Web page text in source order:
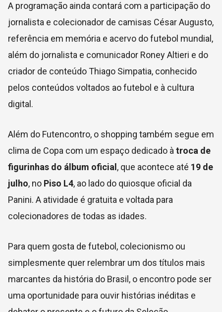
A programação ainda contará com a participação do
jornalista e colecionador de camisas César Augusto,
referência em memória e acervo do futebol mundial,
além do jornalista e comunicador Roney Altieri e do
criador de conteúdoThiago Simpatia, conhecido
pelos conteúdos voltados ao futebol e à cultura
digital.
Além do Futencontro, o shopping também segue em
clima de Copa com um espaço dedicado àtroca de
figurinhas do álbum oficial , que acontece até 19 de
julho, no Piso L4, ao lado do quiosque oficial da
Panini. A atividade é gratuita e voltada para
colecionadores de todas as idades.
Para quem gosta de futebol, colecionismo ou
simplesmente quer relembrar um dos títulos mais
marcantes da história do Brasil, o encontro pode ser
uma oportunidade para ouvir histórias inéditas e